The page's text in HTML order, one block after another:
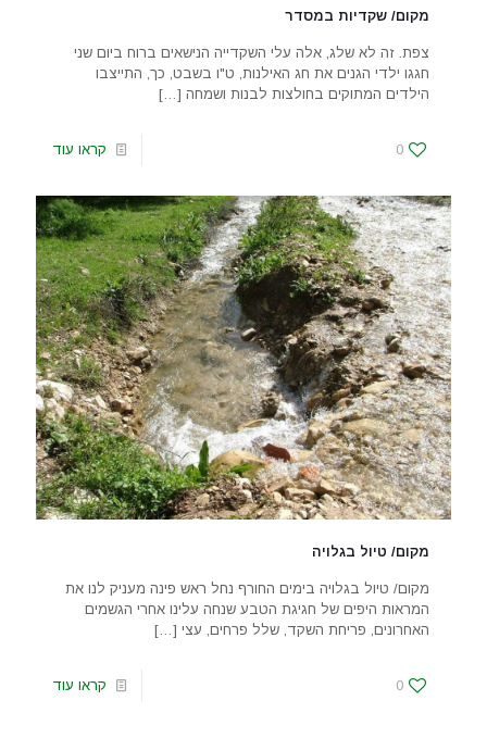
מקום/ שקדיות במסדר
צפת. זה לא שלג, אלה עלי השקדייה הנישאים ברוח ביום שני
חגגו ילדי הגנים את חג האילנות, ט"ו בשבט, כך, התייצבו
הילדים המתוקים בחולצות לבנות ושמחה […]
0 קראו עוד
מקום/ טיול בגלויה
מקום/ טיול בגלויה בימים החורף נחל ראש פינה מעניק לנו את
המראות היפים של חגיגת הטבע שנחה עלינו אחרי הגשמים
האחרונים, פריחת השקד, שלל פרחים, עצי […]
0 קראו עוד